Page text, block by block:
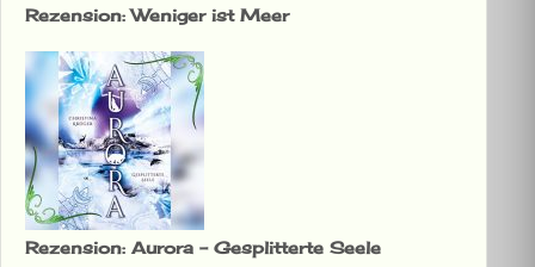
Rezension: Weniger ist Meer
Rezension: Aurora – Gesplitterte Seele